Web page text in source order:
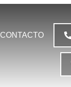
CONTACTO